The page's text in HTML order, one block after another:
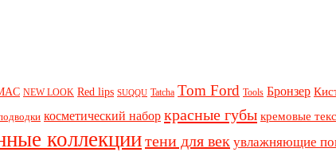
NEW LOOK Red lips SUQQU Tatcha Tom Ford Tools Бронзер
косметический набор красные губы кремовые
коллекциитени для век увлажняющие